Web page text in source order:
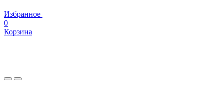
Избранное
0
Корзина